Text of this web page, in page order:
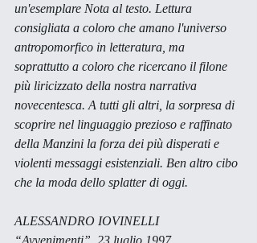
un'esemplare Nota al testo. Lettura
consigliata a coloro che amano l'universo
antropomorfico in letteratura, ma
soprattutto a coloro che ricercano il filone
più liricizzato della nostra narrativa
novecentesca. A tutti gli altri, la sorpresa di
scoprire nel linguaggio prezioso e raffinato
della Manzini la forza dei più disperati e
violenti messaggi esistenziali. Ben altro cibo
che la moda dello splatter di oggi.
ALESSANDRO IOVINELLI
“Avvenimenti”, 23 luglio 1997